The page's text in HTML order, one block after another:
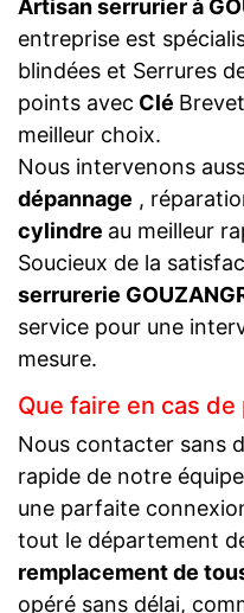
Artisan serrurier à
entreprise est
blindées et Serrures
points avec Clé
meilleur choix.
Nous intervenons
dépannage ,
cylindre au meilleur
Soucieux de la
serrurerie
service pour une
mesure.
Que faire en cas
Nous contacter sans
rapide de notre
une parfaite
tout le département
remplacement de
opéré sans délai,